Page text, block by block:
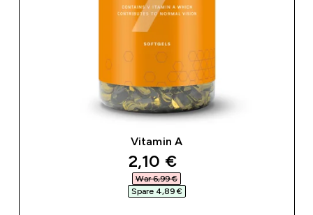
Vitamin A
discounted price
2,10 €‎
War 6,99 €‎
Spare 4,89 €‎